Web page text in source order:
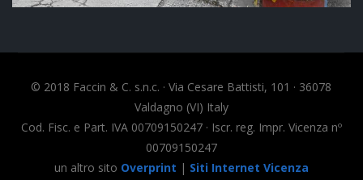
© 2018 Faccin & C. s.n.c. · Via Cesare Battisti, 101 · 36078
Valdagno (VI) Italy
Cod. Fisc. e Part. IVA 00709150247 · Iscr. reg. Impr. Vicenza nº
00709150247
un altro sito Overprint | Siti Internet Vicenza